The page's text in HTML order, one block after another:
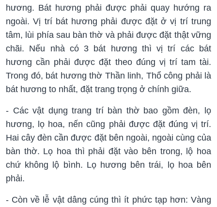
hương. Bát hương phải được phải quay hướng ra
ngoài. Vị trí bát hương phải được đặt ở vị trí trung
tâm, lùi phía sau bàn thờ và phải được đặt thật vững
chãi. Nếu nhà có 3 bát hương thì vị trí các bát
hương cần phải được đặt theo đúng vị trí tam tài.
Trong đó, bát hương thờ Thần linh, Thổ công phải là
bát hương to nhất, đặt trang trọng ở chính giữa.
- Các vật dụng trang trí bàn thờ bao gồm đèn, lọ
hương, lọ hoa, nến cũng phải được đặt đúng vị trí.
Hai cây đèn cần được đặt bên ngoài, ngoài cùng của
bàn thờ. Lọ hoa thì phải đặt vào bên trong, lộ hoa
chứ không lộ bình. Lọ hương bên trái, lọ hoa bên
phải.
- Còn về lễ vật dâng cúng thì ít phức tạp hơn: Vàng